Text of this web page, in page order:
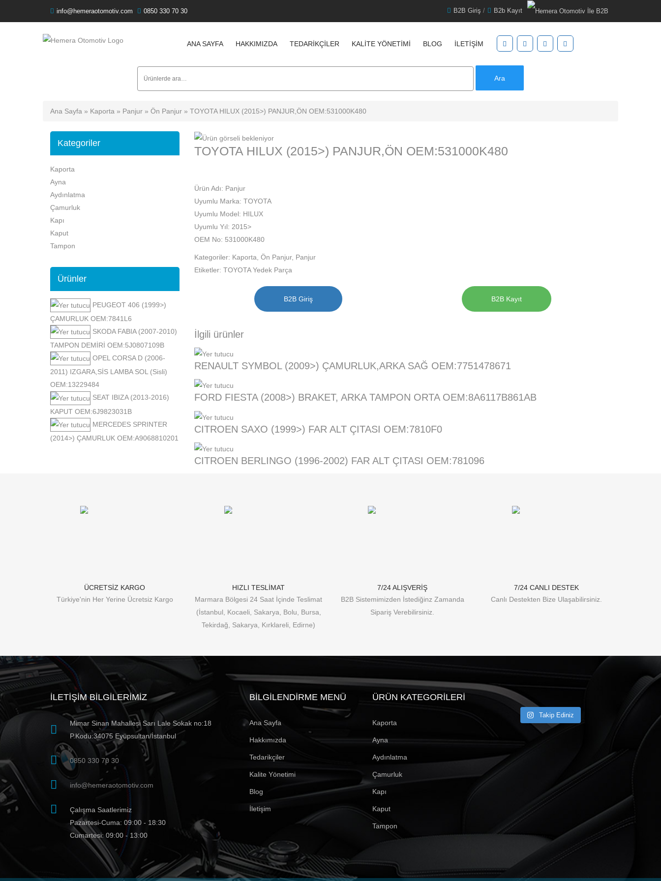
info@hemeraotomotiv.com 0850 330 70 30 B2B Giriş / B2b Kayıt
ANA SAYFA HAKKIMIZDA TEDARIKÇILER KALITE YÖNETIMI BLOG İLETIŞIM
Ara
Ana Sayfa » Kaporta » Panjur » Ön Panjur » TOYOTA HILUX (2015>) PANJUR,ÖN OEM:531000K480
Kategoriler
Kaporta
Ayna
Aydınlatma
Çamurluk
Kapı
Kaput
Tampon
Ürünler
PEUGEOT 406 (1999>)
ÇAMURLUK OEM:7841L6
SKODA FABIA (2007-2010)
TAMPON DEMİRİ OEM:5J0807109B
OPEL CORSA D (2006-
2011) IZGARA,SİS LAMBA SOL (Sisli)
OEM:13229484
SEAT IBIZA (2013-2016)
KAPUT OEM:6J9823031B
MERCEDES SPRINTER
(2014>) ÇAMURLUK OEM:A9068810201
TOYOTA HILUX (2015>) PANJUR,ÖN OEM:531000K480
Ürün Adı: Panjur
Uyumlu Marka: TOYOTA
Uyumlu Model: HILUX
Uyumlu Yıl: 2015>
OEM No: 531000K480
Kategoriler: Kaporta Ön Panjur, Panjur
Etiketler: TOYOTA Yedek Parça
B2B Giriş B2B Kayıt
İlgili ürünler
RENAULT SYMBOL (2009>) ÇAMURLUK,ARKA SAĞ OEM:7751478671
FORD FIESTA (2008>) BRAKET, ARKA TAMPON ORTA OEM:8A6117B861AB
CITROEN SAXO (1999>) FAR ALT ÇITASI OEM:7810F0
CITROEN BERLINGO (1996-2002) FAR ALT ÇITASI OEM:781096
ÜCRETSİZ KARGO
Türkiye'nin Her Yerine Ücretsiz Kargo
HIZLI TESLİMAT
Marmara Bölgesi 24 Saat İçinde Teslimat
(İstanbul, Kocaeli, Sakarya, Bolu, Bursa,
Tekirdağ, Sakarya, Kırklareli, Edirne)
7/24 ALIŞVERİŞ
B2B Sistemimizden İstediğinz Zamanda
Sipariş Verebilirsiniz.
7/24 CANLI DESTEK
Canlı Destekten Bize Ulaşabilirsiniz.
İLETIŞIM BILGILERIMIZ
Mimar Sinan Mahallesi Sarı Lale Sokak no:18
P.Kodu:34075 Eyüpsultan/İstanbul
0850 330 70 30
info@hemeraotomotiv.com
Çalışma Saatlerimiz
Pazartesi-Cuma: 09:00 - 18:30
Cumartesi: 09:00 - 13:00
BILGILENDIRME MENÜ
Ana Sayfa
Hakkımızda
Tedarikçiler
Kalite Yönetimi
Blog
İletişim
ÜRÜN KATEGORILERI
Kaporta
Ayna
Aydınlatma
Çamurluk
Kapı
Kaput
Tampon
Takip Ediniz